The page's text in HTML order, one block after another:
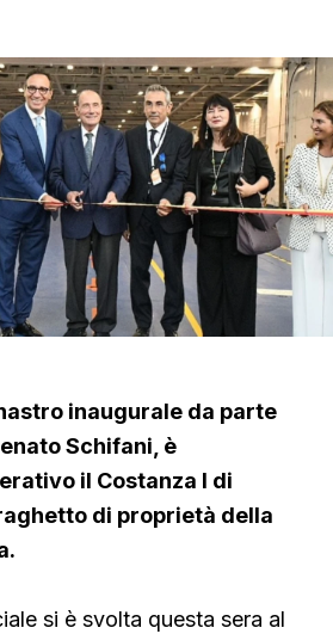
inaugurale da parte
Schifani, è
il Costanza I di
di proprietà della
si è svolta questa sera al